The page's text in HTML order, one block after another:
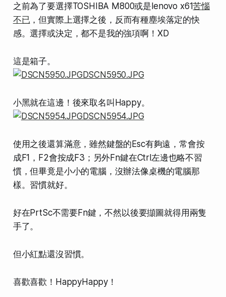
之前為了要選擇TOSHIBA M800或是lenovo x61苦惱
不已 ，但實際上選擇之後，反而有種塵埃落定的快
感。選擇或決定，都不是我的強項啊！XD
這是箱子。
小黑就在這邊！後來取名叫Happy。
使用之後還算滿意，雖然鍵盤的Esc有夠遠，常會按
成F1，F2會按成F3；另外Fn鍵在Ctrl左邊也略不習
慣，但畢竟是小小的電腦，沒辦法像桌機的電腦那
樣。習慣就好。
好在PrtSc不需要Fn鍵，不然以後要擷圖就得用兩隻
手了。
但小紅點還沒習慣。
喜歡喜歡！HappyHappy！